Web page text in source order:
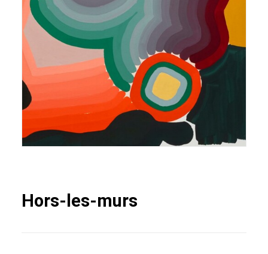
Hors-les-murs